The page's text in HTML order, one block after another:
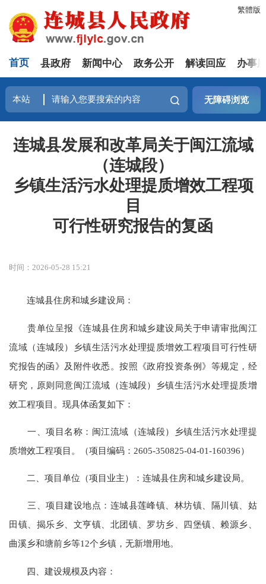
繁體版
首页 县政府 新闻中心 政务公开 解读回应 办事
无障碍浏览
连城县发展和改革局关于闽江流域
（连城段）
乡镇生活污水处理提质增效工程项
目
可行性研究报告的复函
时间：2026-05-28 15:21
连城县住房和城乡建设局：
贵单位呈报《连城县住房和城乡建设局关于申请审批闽江
流域（连城段）乡镇生活污水处理提质增效工程项目可行性研
究报告的函》及附件收悉。按照《政府投资条例》等规定，经
研究，原则同意闽江流域（连城段）乡镇生活污水处理提质增
效工程项目。现具体函复如下：
一、项目名称：闽江流域（连城段）乡镇生活污水处理提
质增效工程项目。（项目编码：2605-350825-04-01-160396）
二、项目单位（项目业主）：连城县住房和城乡建设局。
三、项目建设地点：连城县莲峰镇、林坊镇、隔川镇、姑
田镇、揭乐乡、文亨镇、北团镇、罗坊乡、四堡镇、赖源乡、
曲溪乡和塘前乡等12个乡镇，无新增用地。
四、建设规模及内容：